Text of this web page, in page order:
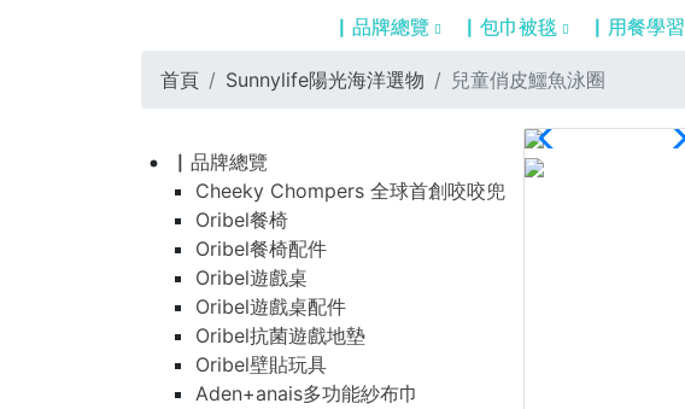
▏品牌總覽 ▏包巾被毯 ▏用餐學習
首頁 Sunnylife陽光海洋選物 兒童俏皮鱷魚泳圈
▏品牌總覽
Cheeky Chompers 全球首創咬咬兜
Oribel餐椅
Oribel餐椅配件
Oribel遊戲桌
Oribel遊戲桌配件
Oribel抗菌遊戲地墊
Oribel壁貼玩具
Aden+anais多功能紗布巾